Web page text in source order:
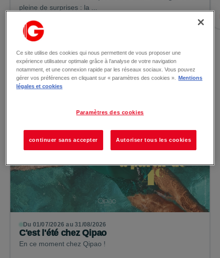
pleine de surprises : la ...
Voir toutes les actualités
Du 01/07/2026 au 31/08/2026
C'est l'été chez Qipao
En ce moment chez Qipao !
Ce site utilise des cookies qui nous permettent de vous proposer une
expérience utilisateur optimale grâce à l’analyse de votre navigation
notamment, et une connexion rapide par les réseaux sociaux. Vous pouvez
gérer vos préférences en cliquant sur « paramètres des cookies ».
Mentions
légales et cookies
Paramètres des cookies
continuer sans accepter Autoriser tous les cookies